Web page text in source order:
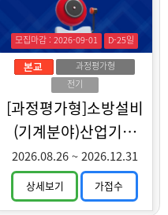
모집마감 : 2026-09-01
D-25일
과정평가형
전기
[과정평가형]소방설비
(기계분야)산업기사
취득과정
2026.08.26~2026.12.31
상세보기 가접수